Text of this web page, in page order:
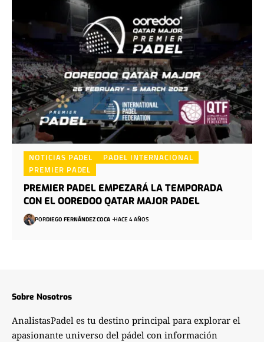
NOTICIAS PADEL
PADEL INTERNACIONAL
PREMIER PADEL
PREMIER PADEL EMPEZARÁ LA TEMPORADA
CON EL OOREDOO QATAR MAJOR PADEL
PORDIEGO FERNÁNDEZ COCA HACE 4 AÑOS
Sobre Nosotros
AnalistasPadel es tu destino principal para explorar el
apasionante universo del pádel con información